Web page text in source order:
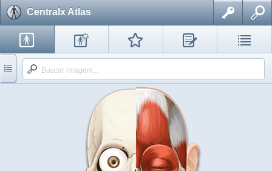
Centralx Atlas